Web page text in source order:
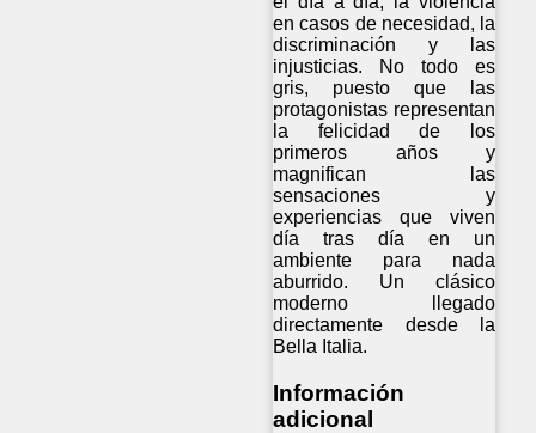
en casos de necesidad, la
discriminación y las
injusticias. No todo es
gris, puesto que las
protagonistas representan
la felicidad de los
primeros años y
magnifican las
sensaciones y
experiencias que viven
día tras día en un
ambiente para nada
aburrido. Un clásico
moderno llegado
directamente desde la
Bella Italia.
Información
adicional